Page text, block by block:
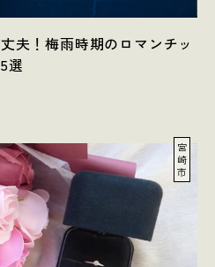
夫！梅雨時期のロマンチッ
選
宮
崎
市